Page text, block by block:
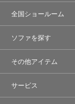
全国ショールーム
ソファを探す
その他アイテム
サービス